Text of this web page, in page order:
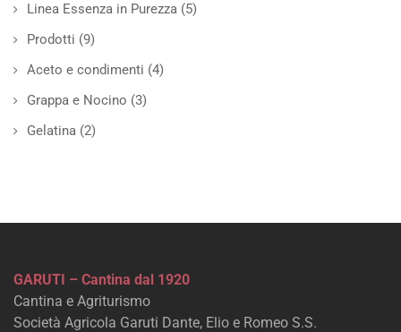
Linea Essenza in Purezza (5)
Prodotti (9)
Aceto e condimenti (4)
Grappa e Nocino (3)
Gelatina (2)
GARUTI – Cantina dal 1920
Cantina e Agriturismo
Società Agricola Garuti Dante, Elio e Romeo S.S.